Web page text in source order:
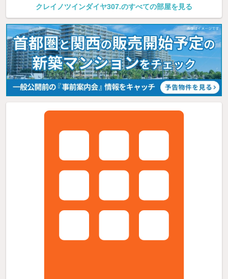
クレイノツインダイヤ307.のすべての部屋を見る